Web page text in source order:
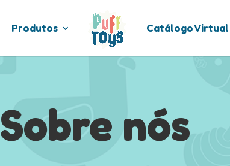
Produtos Catálogo Virtual
Sobre nós